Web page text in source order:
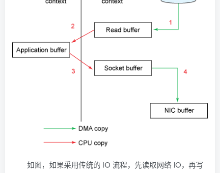
如图，如果采用传统的 IO 流程，先读取网络 IO，再写